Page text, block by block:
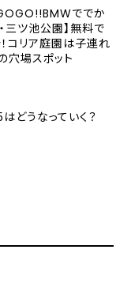
ででか
三ツ池公園】無料で
コリア庭園は子連れ
穴場スポット
どうなっていく？